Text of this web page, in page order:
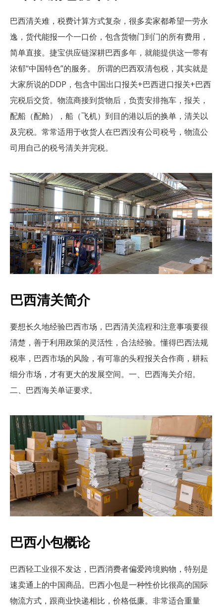
巴西清关难，税费计算方式复杂，很多卖家都希望一劳永
逸，货代能报一个一口价，包含货物门到门的所有费用，
简单直接。捷宝供应链深耕巴西多年，就能提供这一带有
浓郁“中国特色”的服务。 所谓的巴西双清包税，其实就是
大家所说的DDP，包含中国出口报关+巴西进口报关+巴西
完税后交货。物流商接到货物后，负责安排拖车，报关，
配船（配舱），船（飞机）到目的港以后的换单，清关以
及完税。常常适用于收货人在巴西没有公司税号，物流公
司用自己的税号清关并完税。
巴西清关简介
要想长久地经验巴西市场，巴西清关流程和注意事项要很
清楚，善于利用政策的灵活性，合法经验。懂得巴西法规
税率，巴西市场的风险，有可靠的头程报关合作商，耕耘
细分市场，才有更大的发展空间。一、巴西海关介绍。
二、巴西海关单证要求。
巴西小包概论
巴西轻工业很不发达，巴西消费者偏爱跨境购物，特别是
速卖通上的中国商品。巴西小包是一种性价比很高的国际
物流方式，跟商业快递相比，价格低廉。非常适合重量